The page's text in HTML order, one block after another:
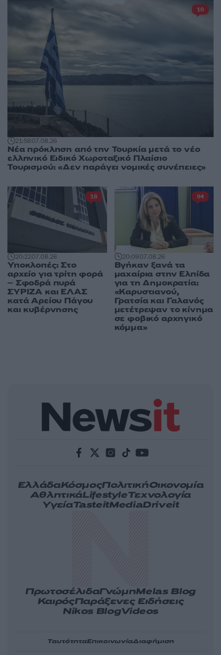
21:5807.08.26
Νέα πρόκληση από την Τουρκία μετά το νέο
ελληνικό Ειδικό Χωροταξικό Πλαίσιο
Τουρισμού: «Δεν παράγει νομικές συνέπειες»
10
20:2207.08.26
Υποκλοπές: Στο
αρχείο για τρίτη φορά
– Σφοδρά πυρά
ΣΥΡΙΖΑ και ΕΛΑΣ
κατά Αρείου Πάγου
και κυβέρνησης
18
20:0907.08.26
Βγήκαν ξανά τα
μαχαίρια στην Ελπίδα
για τη Δημοκρατία:
«Καρυστιανού,
Γρατσία και Γαλανός
μετέτρεψαν το κίνημα
σε φοβικό αρχηγικό
κόμμα»
94
ΕλλάδαΚόσμοςΠολιτικήΟικονομία
ΑθλητικάLifestyleΤεχνολογία
ΥγείαTasteitMediaDriveit
ΠρωτοσέλιδαΓνώμηMelas Blog
ΚαιρόςΠαράξενες Ειδήσεις
Nikos BlogVideos
ΤαυτότηταΕπικοινωνίαΔιαφήμιση